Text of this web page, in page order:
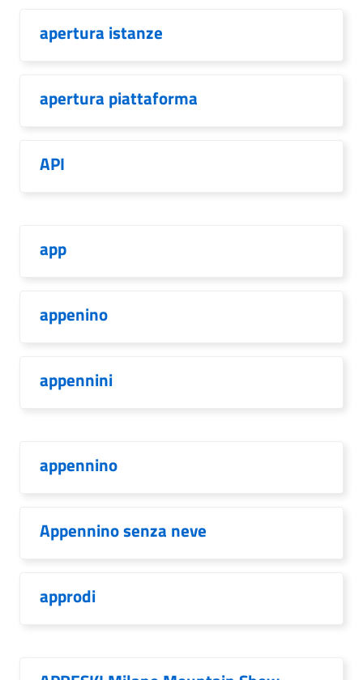
apertura istanze
apertura piattaforma
API
app
appenino
appennini
appennino
Appennino senza neve
approdi